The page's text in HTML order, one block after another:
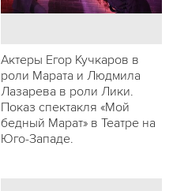
Актеры Егор Кучкаров в
роли Марата и Людмила
Лазарева в роли Лики.
Показ спектакля «Мой
бедный Марат» в Театре на
Юго-Западе.